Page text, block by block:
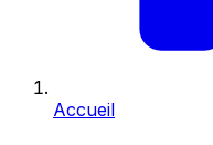
Accueil